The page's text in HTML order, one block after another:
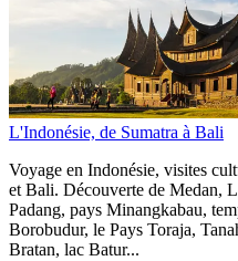
L'Indonésie, de Sumatra à Bali
Voyage en Indonésie, visites
et Bali. Découverte de Medan,
Padang, pays Minangkabau,
Borobudur, le Pays Toraja,
Bratan, lac Batur...